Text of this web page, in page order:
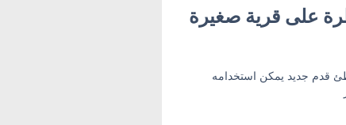
على قرية صغيرة
قدم جديد يمكن استخدامه